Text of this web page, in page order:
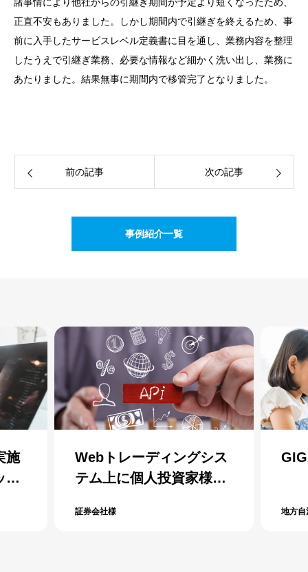
諸事情により他社からの引継ぎ期間が予定より短くなったため、
正直不安もありました。しかし期間内で引継ぎを終えるため、事
前に入手したサービスレベル定義書に目を通し、業務内容を整理
したうえで引継ぎ業務、必要な情報など細かく洗い出し、業務に
あたりました。結果無事に期間内で移管完了となりました。
前の記事 次の記事
事例紹介一覧
ス
向
GIGAスクールサポート
地方自治体：Ａ市教育委員会様
都
群馬県